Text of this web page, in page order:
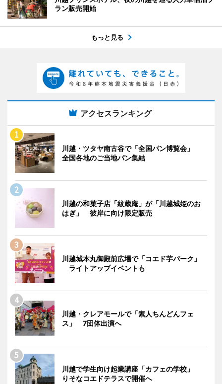
ラン販売開始
もっと見る
アクセスランキング
川越・ツタヤ南古谷で「全国パン博覧会」
全国各地のご当地パン集結
川越の和菓子店「紋蔵庵」が「川越城姫のお
はぎ」 彼岸に向け限定販売
川越城本丸御殿前広場で「コエド芋パーク」
ライトアップイベントも
川越・クレアモールで「素人ちんどんフェ
ス」 7団体出演へ
川越で学生向け起業講座「カフェの学校」
りそなコエドテラスで開催へ